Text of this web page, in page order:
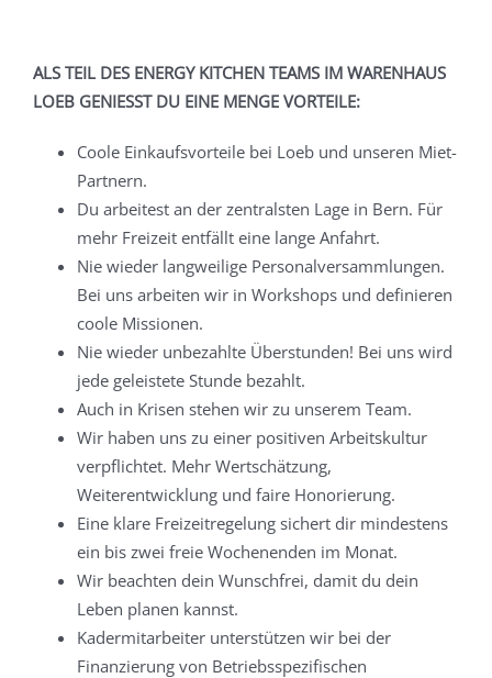
ALS TEIL DES ENERGY KITCHEN TEAMS IM WARENHAUS
LOEB GENIESST DU EINE MENGE VORTEILE:
Coole Einkaufsvorteile bei Loeb und unseren Miet-
Partnern.
Du arbeitest an der zentralsten Lage in Bern. Für
mehr Freizeit entfällt eine lange Anfahrt.
Nie wieder langweilige Personalversammlungen.
Bei uns arbeiten wir in Workshops und definieren
coole Missionen.
Nie wieder unbezahlte Überstunden! Bei uns wird
jede geleistete Stunde bezahlt.
Auch in Krisen stehen wir zu unserem Team.
Wir haben uns zu einer positiven Arbeitskultur
verpflichtet. Mehr Wertschätzung,
Weiterentwicklung und faire Honorierung.
Eine klare Freizeitregelung sichert dir mindestens
ein bis zwei freie Wochenenden im Monat.
Wir beachten dein Wunschfrei, damit du dein
Leben planen kannst.
Kadermitarbeiter unterstützen wir bei der
Finanzierung von Betriebsspezifischen